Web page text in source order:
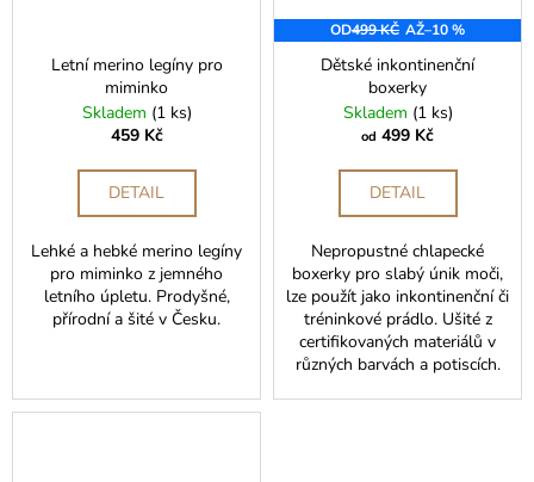
Letní merino legíny pro
miminko
Skladem (1 ks)
459 Kč
DETAIL
Lehké a hebké merino legíny
pro miminko z jemného
letního úpletu. Prodyšné,
přírodní a šité v Česku.
OD499 KČ AŽ–10 %
Dětské inkontinenční
boxerky
Skladem (1 ks)
od 499 Kč
DETAIL
Nepropustné chlapecké
boxerky pro slabý únik moči,
lze použít jako inkontinenční či
tréninkové prádlo. Ušité z
certifikovaných materiálů v
různých barvách a potiscích.
HLEDAT
o